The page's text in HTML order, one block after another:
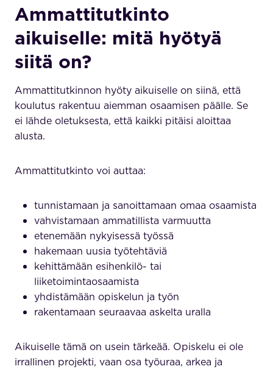
Ammattitutkinto
aikuiselle: mitä hyötyä
siitä on?
Ammattitutkinnon hyöty aikuiselle on siinä, että
koulutus rakentuu aiemman osaamisen päälle. Se
ei lähde oletuksesta, että kaikki pitäisi aloittaa
alusta.
Ammattitutkinto voi auttaa:
tunnistamaan ja sanoittamaan omaa osaamista
vahvistamaan ammatillista varmuutta
etenemään nykyisessä työssä
hakemaan uusia työtehtäviä
kehittämään esihenkilö- tai
liiketoimintaosaamista
yhdistämään opiskelun ja työn
rakentamaan seuraavaa askelta uralla
Aikuiselle tämä on usein tärkeää. Opiskelu ei ole
irrallinen projekti, vaan osa työuraa, arkea ja